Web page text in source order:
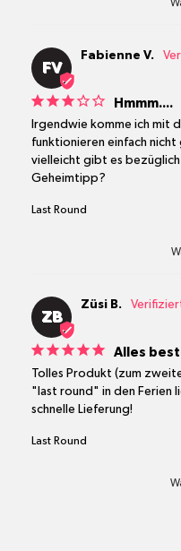
FV
Fabienne V.
Hmmm....
Irgendwie komme ich mit
funktionieren einfach
vielleicht gibt es bezüglich
Geheimtipp?
Last Round
ZB
Züsi B.
Alles
Tolles Produkt (zum
"last round" in den Ferien
schnelle Lieferung!
Last Round